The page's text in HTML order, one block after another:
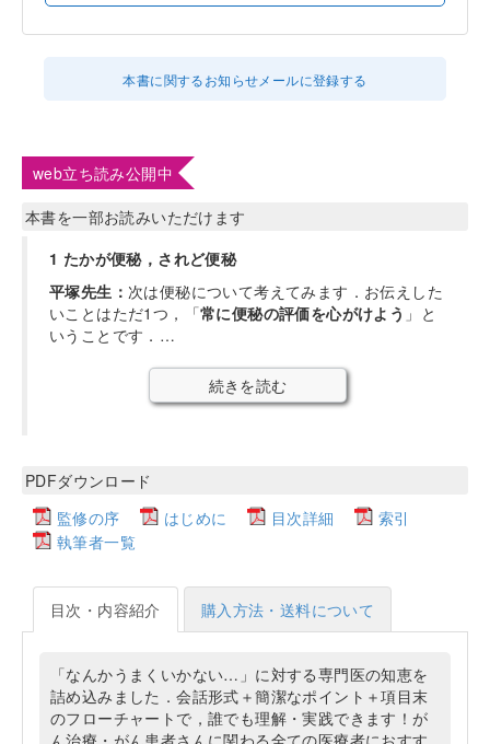
本書に関するお知らせメールに登録する
web立ち読み公開中
本書を一部お読みいただけます
1 たかが便秘，されど便秘
平塚先生： 次は便秘について考えてみます．お伝えした
いことはただ1つ，「常に便秘の評価を心がけよう 」と
いうことです．…
続きを読む
PDFダウンロード
監修の序
はじめに 目次詳細
索引
執筆者一覧
目次・内容紹介 購入方法・送料について
「なんかうまくいかない…」に対する専門医の知恵を
詰め込みました．会話形式＋簡潔なポイント＋項目末
のフローチャートで，誰でも理解・実践できます！が